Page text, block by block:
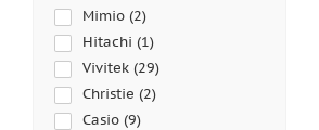
Mimio (2)
Hitachi (1)
Vivitek (29)
Christie (2)
Casio (9)